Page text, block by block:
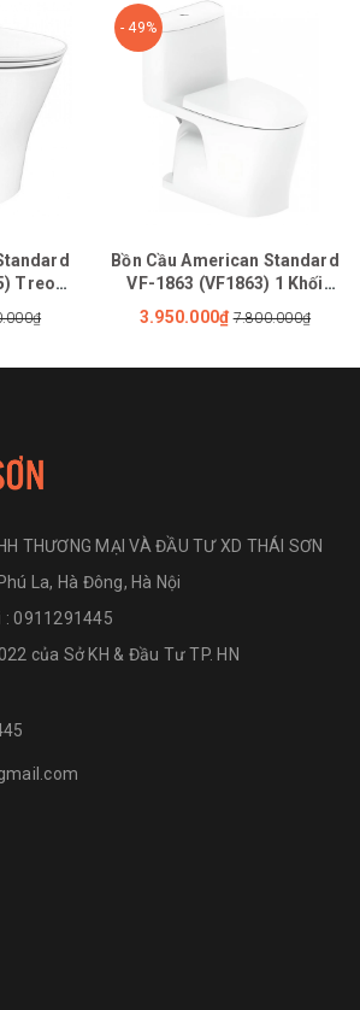
Treo
- 49%
Bồn Cầu American Standard
VF-1863 (VF1863) 1 Khối
LOVEN Xả Xoáy Kép
3.950.000₫ 7.800.000₫
THƯƠNG MẠI VÀ ĐẦU TƯ XD THÁI SƠN
La, Hà Đông, Hà Nội
: 0911291445
của Sở KH & Đầu Tư TP. HN